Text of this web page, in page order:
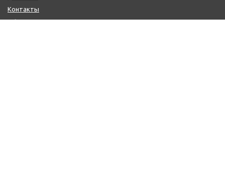
Контакты
Обмен и возврат